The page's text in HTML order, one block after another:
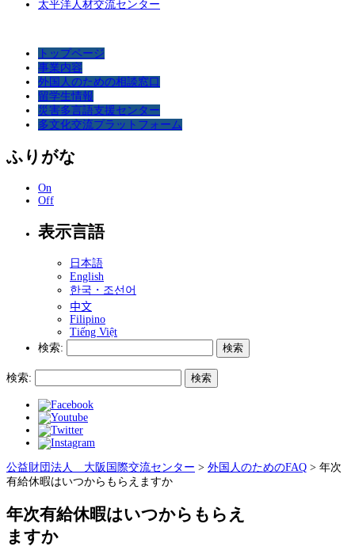
太平洋人材交流センター
トップページ
事業内容
外国人のための相談窓口
留学生情報
災害多言語支援センター
多文化交流プラットフォーム
ふりがな
On
Off
表示言語
日本語
English
한국・조선어
中文
Filipino
Tiếng Việt
検索:
検索:
公益財団法人 大阪国際交流センター > 外国人のためのFAQ > 年次
有給休暇はいつからもらえますか
年次有給休暇はいつからもらえ
ますか